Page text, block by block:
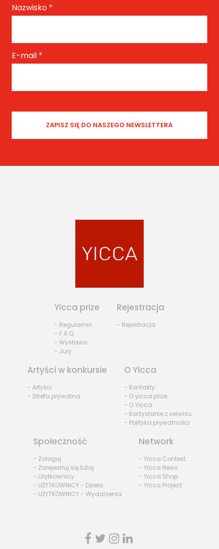
Nazwisko *
E-mail *
Yicca prize
- Regulamin
- F.A.Q.
- Wystawa
- Jury
Rejestracja
- Rejestracja
Artyści w konkursie
- Artyści
- Strefa prywatna
O Yicca
- Kontakty
- O yicca prize
- O Yicca
- Korzystanie z serwisu
- Polityka prywatności
Społeczność
- Zaloguj
- Zarejestruj się tutaj
- Użytkownicy
- UŻYTKOWNICY - Dzieła
- UŻYTKOWNICY - Wydarzenia
Network
- Yicca Contest
- Yicca News
- Yicca Shop
- Yicca Project